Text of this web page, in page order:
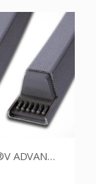
CONTI®V ADVANCE SPZ1387CR